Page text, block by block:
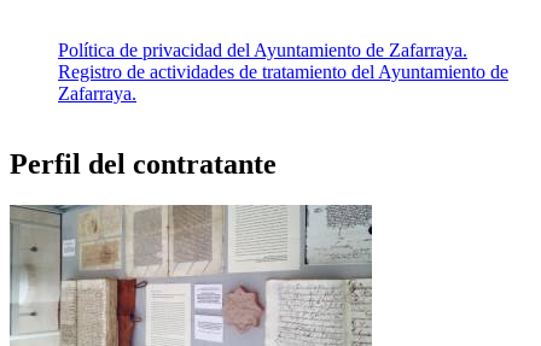
Política de privacidad del Ayuntamiento de Zafarraya.
Registro de actividades de tratamiento del Ayuntamiento de
Zafarraya.
Perfil del contratante